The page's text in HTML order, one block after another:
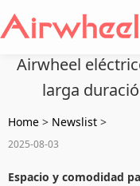
Airwheel
larga
Home > Newslist >
2025-08-03
Espacio y comodidad